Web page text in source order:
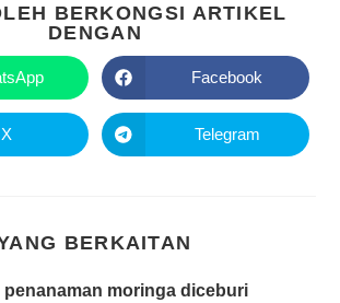
BERKONGSI ARTIKEL
DENGAN
Facebook
X Telegram
BERKAITAN
penanaman moringa diceburi